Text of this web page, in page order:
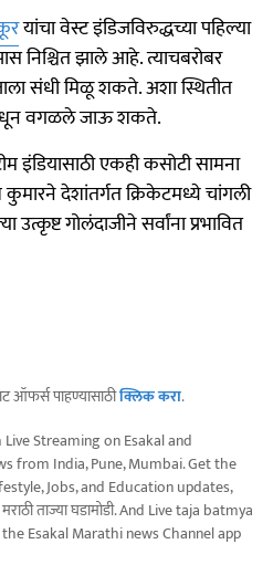
यांचा वेस्ट इंडिजविरुद्धच्या पहिल्या
निश्चित झाले आहे. त्याचबरोबर
संधी मिळू शकते. अशा स्थितीत
वगळले जाऊ शकते.
इंडियासाठी एकही कसोटी सामना
देशांतर्गत क्रिकेटमध्ये चांगली
गोलंदाजीने सर्वांना प्रभावित
ऑफर्स पाहण्यासाठीक्लिक करा.
Live Streaming on Esakal and
from India, Pune, Mumbai. Get the
Jobs, and Education updates,
मराठी ताज्या घडामोडी. And Live taja batmya
Esakal Marathi news Channel app